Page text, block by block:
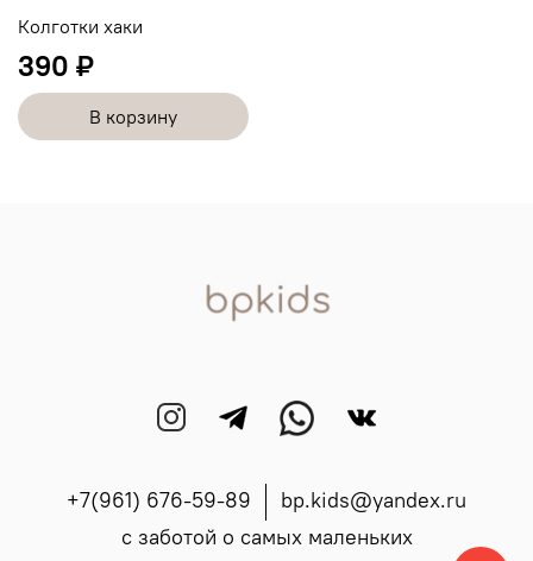
Колготки хаки
390 ₽
В корзину
+7(961) 676-59-89
bp.kids@yandex.ru
с заботой о самых маленьких